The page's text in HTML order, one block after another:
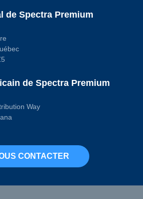
de Spectra Premium
de Spectra Premium
Way
CONTACTER